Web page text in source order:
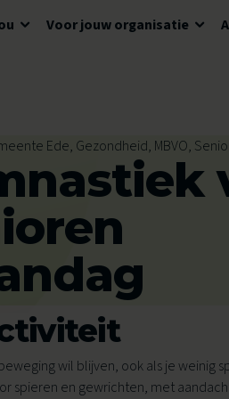
jou
Voor jouw organisatie
Ede, Gezondheid, MBVO,
wil blijven, ook als je weinig
spieren en gewrichten, met